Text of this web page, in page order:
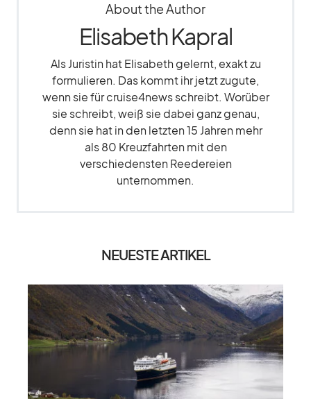
About the Author
Elisabeth Kapral
Als Juristin hat Elisabeth gelernt, exakt zu
formulieren. Das kommt ihr jetzt zugute,
wenn sie für cruise4news schreibt. Worüber
sie schreibt, weiß sie dabei ganz genau,
denn sie hat in den letzten 15 Jahren mehr
als 80 Kreuzfahrten mit den
verschiedensten Reedereien
unternommen.
NEUESTE ARTIKEL